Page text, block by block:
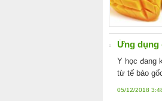
Ứng dụng
Y học đang
từ tế bào
05/12/2018